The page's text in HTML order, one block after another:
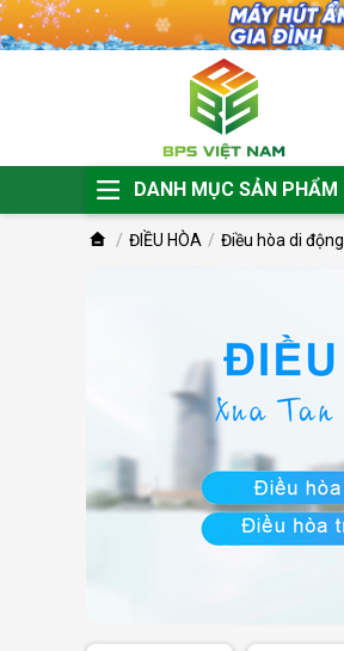
DANH MỤC SẢN PHẨM
ĐIỀU HÒA Điều hòa di động